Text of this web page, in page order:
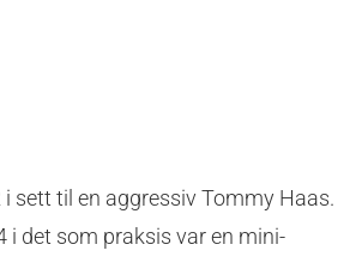
sett til en aggressiv Tommy Haas.
i det som praksis var en mini-